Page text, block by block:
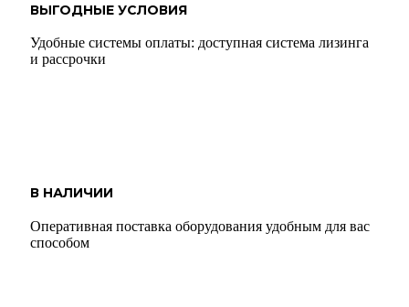
В НАЛИЧИИ
Оперативная поставка оборудования удобным для вас
способом
ВЫГОДНЫЕ УСЛОВИЯ
Удобные системы оплаты: доступная система лизинга
и рассрочки